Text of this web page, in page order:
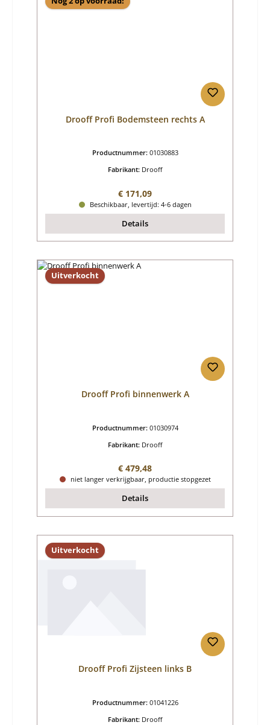
Drooff Profi Bodemsteen rechts A
Productnummer: 01030883
Fabrikant: Drooff
Normale prijs:
€ 171,09
Beschikbaar, levertijd: 4-6 dagen
Details
Uitverkocht
Drooff Profi binnenwerk A
Productnummer: 01030974
Fabrikant: Drooff
Normale prijs:
€ 479,48
niet langer verkrijgbaar, productie stopgezet
Details
Uitverkocht
Drooff Profi Zijsteen links B
Productnummer: 01041226
Fabrikant: Drooff